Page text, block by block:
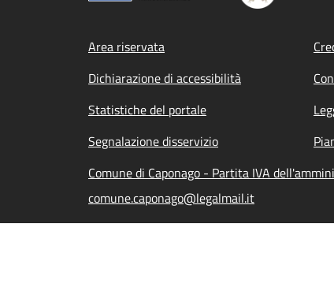
Footer menu
Area riservata
Dichiarazione di accessibilità
Statistiche del portale
Segnalazione disservizio
Comune di Caponago - Partita IVA
comune.caponago@legalmail.it